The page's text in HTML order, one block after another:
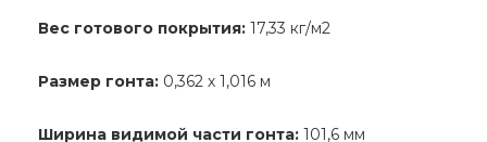
Вес готового покрытия: 17,33 кг/м2
Размер гонта: 0,362 х 1,016 м
Ширина видимой части гонта: 101,6 мм